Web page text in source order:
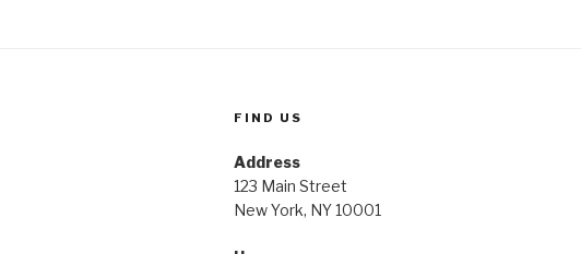
FIND US
Address
123 Main Street
New York, NY 10001